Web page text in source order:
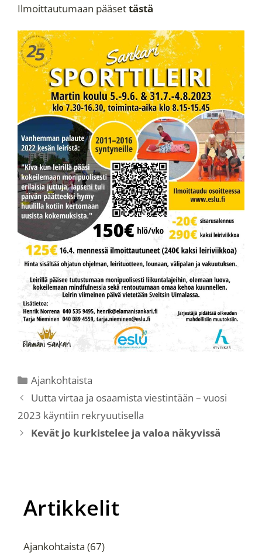
Ilmoittautumaan pääsettästä
Ajankohtaista
Uutta virtaa ja osaamista viestintään – vuosi
2023 käyntiin rekryuutisella
Kevät jo kurkistelee ja valoa näkyvissä
Artikkelit
Ajankohtaista (67)